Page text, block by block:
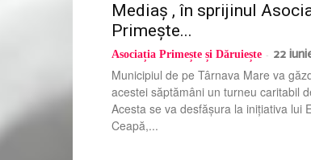
Mediaș , în sprijinul
Primește...
Asociația Primește și Dăruiește - 22
Municipiul de pe Târnava Mare va
acestei săptămâni un turneu caritabil
Acesta se va desfășura la inițiativa lui
Ceapă,...